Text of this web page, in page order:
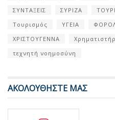
ΣΥΝΤΑΞΕΙΣ
ΣΥΡΙΖΑ
Τουρισμός
ΥΓΕΙΑ
ΧΡΙΣΤΟΥΓΕΝΝΑ
τεχνητή νοημοσύνη
ΑΚΟΛΟΥΘΗΣΤΕ ΜΑΣ